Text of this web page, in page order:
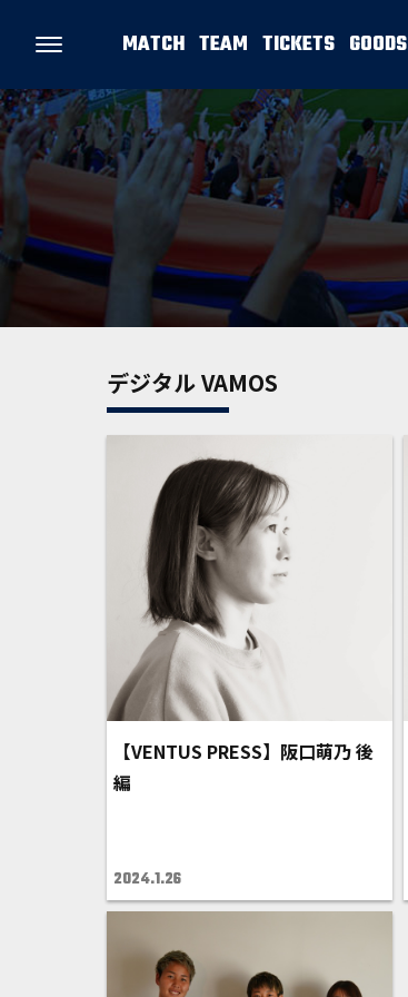
MATCH TEAM TICKETS GOODS
デジタル VAMOS
【VENTUS PRESS】阪口萌乃 後
編
2024.1.26